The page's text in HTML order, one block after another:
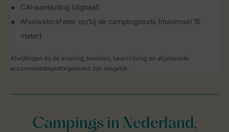
CAI-aansluiting (digitaal)
Afvalwaterafvoer op/bij de campingplaats (maximaal 15
meter)
Afwijkingen bij de indeling, beelden, beschrijving en afgebeelde
accommodatieplattegronden zijn mogelijk.
Campings in Nederland,